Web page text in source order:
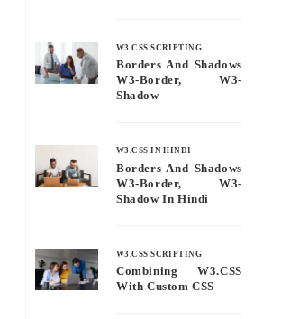
W3.CSS SCRIPTING
Borders And Shadows
W3-Border, W3-
Shadow
W3.CSS IN HINDI
Borders And Shadows
W3-Border, W3-
Shadow In Hindi
W3.CSS SCRIPTING
Combining W3.CSS
With Custom CSS